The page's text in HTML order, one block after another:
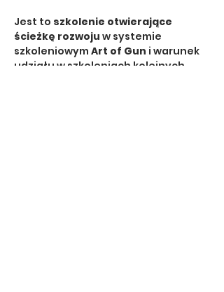
Jest to szkolenie otwierające
ścieżkę rozwoju w systemie
szkoleniowym Art of Gun i warunek
udziału w szkoleniach kolejnych